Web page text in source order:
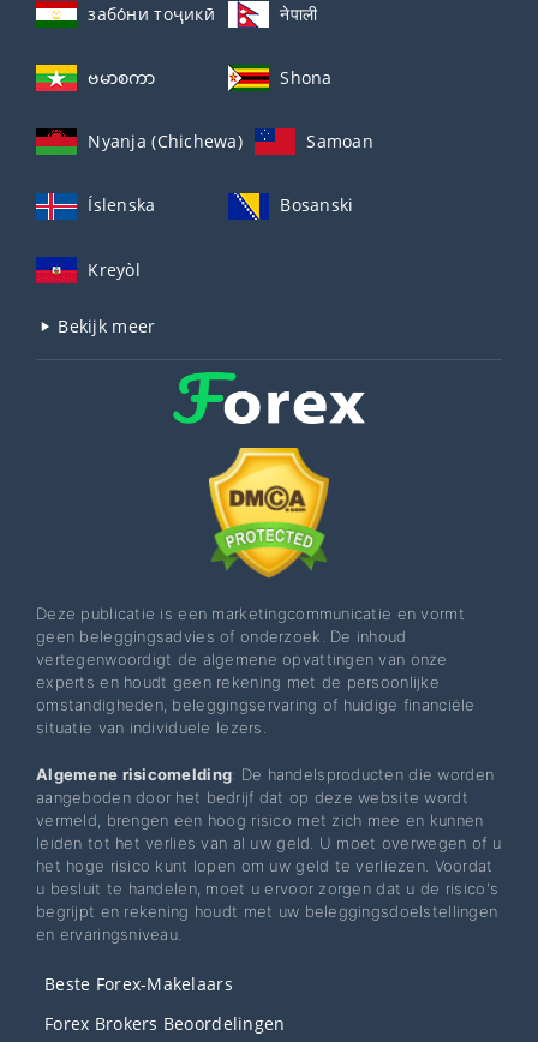
забо́ни тоҷикӣ́ नेपाली
ဗမာစကာ Shona
Nyanja (Chichewa) Samoan
Íslenska Bosanski
Kreyòl
Bekijk meer
Deze publicatie is een marketingcommunicatie en vormt
geen beleggingsadvies of onderzoek. De inhoud
vertegenwoordigt de algemene opvattingen van onze
experts en houdt geen rekening met de persoonlijke
omstandigheden, beleggingservaring of huidige financiële
situatie van individuele lezers.
Algemene risicomelding: De handelsproducten die worden
aangeboden door het bedrijf dat op deze website wordt
vermeld, brengen een hoog risico met zich mee en kunnen
leiden tot het verlies van al uw geld. U moet overwegen of u
het hoge risico kunt lopen om uw geld te verliezen. Voordat
u besluit te handelen, moet u ervoor zorgen dat u de risico's
begrijpt en rekening houdt met uw beleggingsdoelstellingen
en ervaringsniveau.
Beste Forex-Makelaars
Forex Brokers Beoordelingen